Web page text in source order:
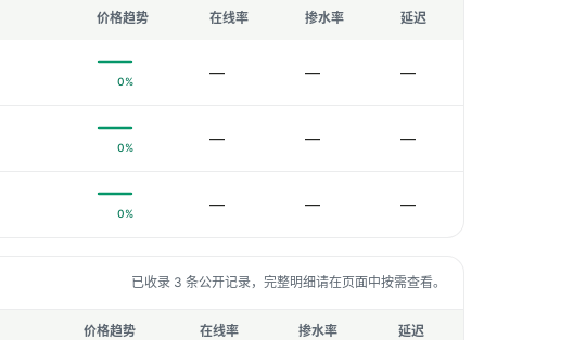
价格趋势 在线率 掺水率 延迟
0% — — —
0% — — —
0% — — —
已收录 3 条公开记录，完整明细请在页面中按需查看。
价格趋势 在线率 掺水率 延迟